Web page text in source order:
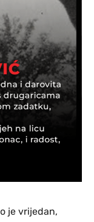
je vrijedan,